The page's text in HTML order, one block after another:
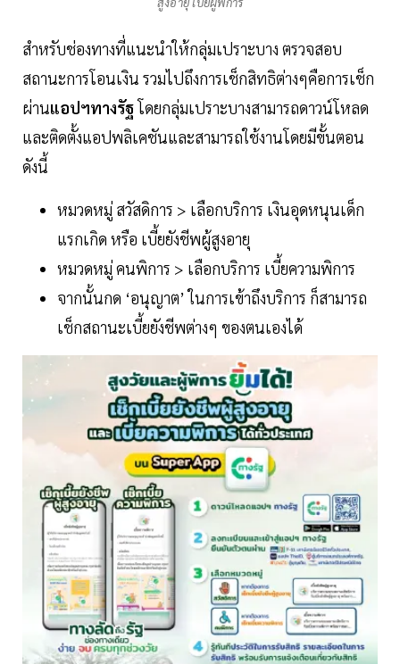
สำหรับช่องทางที่แนะนำให้กลุ่มเปราะบาง ตรวจสอบ
สถานะการโอนเงิน รวมไปถึงการเช็กสิทธิต่างๆคือการเช็ก
ผ่านแอปฯทางรัฐโดยกลุ่มเปราะบางสามารถดาวน์โหลด
และติดตั้งแอปพลิเคชันและสามารถใช้งานโดยมีขั้นตอน
ดังนี้
หมวดหมู่ สวัสดิการ > เลือกบริการ เงินอุดหนุนเด็ก
แรกเกิด หรือ เบี้ยยังชีพผู้สูงอายุ
หมวดหมู่ คนพิการ > เลือกบริการ เบี้ยความพิการ
จากนั้นกด ‘อนุญาต’ ในการเข้าถึงบริการ ก็สามารถ
เช็กสถานะเบี้ยยังชีพต่างๆ ของตนเองได้